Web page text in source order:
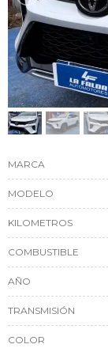
MARCA
MODELO
KILOMETROS
COMBUSTIBLE
AÑO
TRANSMISIÓN
COLOR